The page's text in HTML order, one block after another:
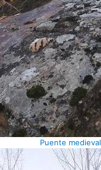
Puente medieval